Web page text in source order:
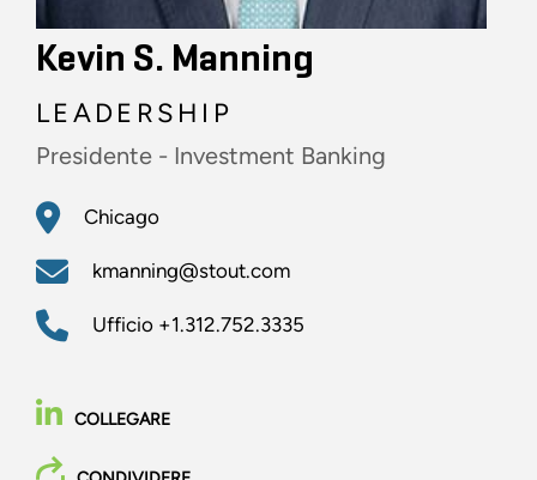
Kevin S. Manning
LEADERSHIP
Presidente - Investment Banking
Chicago
kmanning@stout.com
Ufficio +1.312.752.3335
COLLEGARE